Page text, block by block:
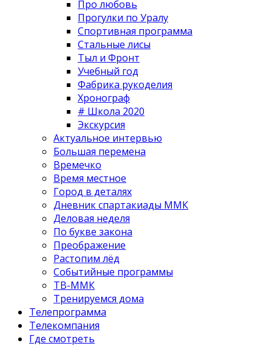
Про любовь
Прогулки по Уралу
Спортивная программа
Стальные лисы
Тыл и Фронт
Учебный год
Фабрика рукоделия
Хронограф
# Школа 2020
Экскурсия
Актуальное интервью
Большая перемена
Времечко
Время местное
Город в деталях
Дневник спартакиады ММК
Деловая неделя
По букве закона
Преображение
Растопим лёд
Событийные программы
ТВ-ММК
Тренируемся дома
Телепрограмма
Телекомпания
Где смотреть